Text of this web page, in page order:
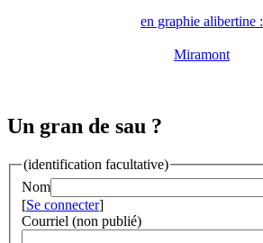
en graphie alibertine :
Miramont
Un gran de sau ?
(identification facultative)
Nom
[Se connecter]
Courriel (non publié)